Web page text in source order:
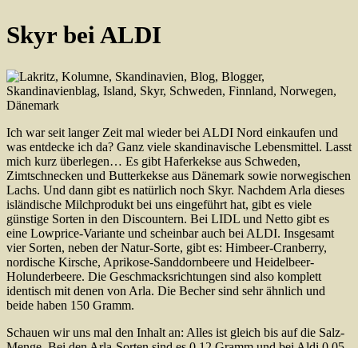
Skyr bei ALDI
Ich war seit langer Zeit mal wieder bei ALDI Nord einkaufen und
was entdecke ich da? Ganz viele skandinavische Lebensmittel. Lasst
mich kurz überlegen… Es gibt Haferkekse aus Schweden,
Zimtschnecken und Butterkekse aus Dänemark sowie norwegischen
Lachs. Und dann gibt es natürlich noch Skyr. Nachdem Arla dieses
isländische Milchprodukt bei uns eingeführt hat, gibt es viele
günstige Sorten in den Discountern. Bei LIDL und Netto gibt es
eine Lowprice-Variante und scheinbar auch bei ALDI. Insgesamt
vier Sorten, neben der Natur-Sorte, gibt es: Himbeer-Cranberry,
nordische Kirsche, Aprikose-Sanddornbeere und Heidelbeer-
Holunderbeere. Die Geschmacksrichtungen sind also komplett
identisch mit denen von Arla. Die Becher sind sehr ähnlich und
beide haben 150 Gramm.
Schauen wir uns mal den Inhalt an: Alles ist gleich bis auf die Salz-